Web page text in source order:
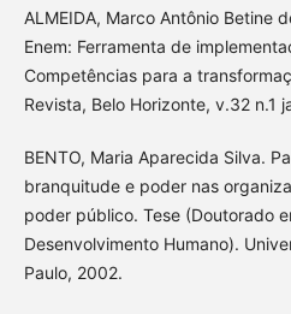
ALMEIDA, Marco Antônio Betine
Enem: Ferramenta de
Competências para a
Revista, Belo Horizonte, v.32 n.1
BENTO, Maria Aparecida Silva.
branquitude e poder nas
poder público. Tese (Doutorado
Desenvolvimento Humano).
Paulo, 2002.